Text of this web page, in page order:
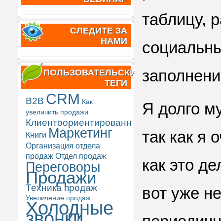
СЛЕДИТЕ ЗА
НАМИ
ПОЛЬЗОВАТЕЛЬСКИЕ
ТЕГИ
B2B CRM Как
увеличить продажи
Клиентоориентированность
Книги Маркетинг
Организация отдела
продаж Отдел продаж
Переговоры
Продажи
Техника продаж
Увеличение продаж
Холодные
таблицу,
Я долго
так как я
как это
вот уже